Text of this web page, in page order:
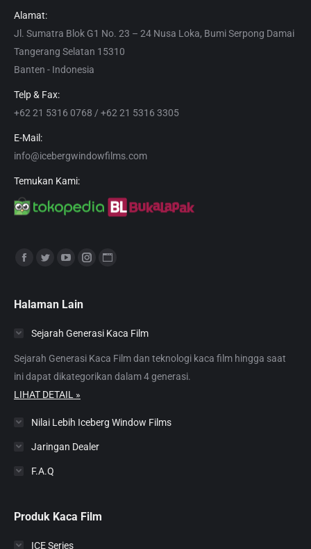
Alamat:
Jl. Sumatra Blok G1 No. 23 – 24 Nusa Loka, Bumi Serpong Damai
Tangerang Selatan 15310
Banten - Indonesia
Telp & Fax:
+62 21 5316 0768 / +62 21 5316 3305
E-Mail:
info@icebergwindowfilms.com
Temukan Kami:
Find us on:
opens
new
window
opens
new
window
opens
new
window
new
window
new
window
Halaman Lain
Sejarah Generasi Kaca Film
Sejarah Generasi Kaca Film dan teknologi kaca film hingga saat
ini dapat dikategorikan dalam 4 generasi.
LIHAT DETAIL »
Nilai Lebih Iceberg Window Films
Jaringan Dealer
F.A.Q
Produk Kaca Film
ICE Series